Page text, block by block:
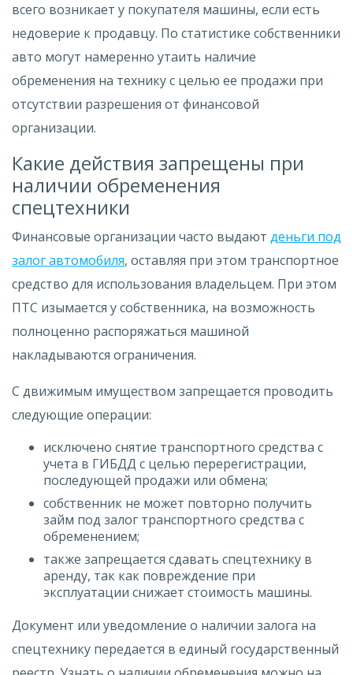
всего возникает у покупателя машины, если есть
недоверие к продавцу. По статистике собственники
авто могут намеренно утаить наличие
обременения на технику с целью ее продажи при
отсутствии разрешения от финансовой
организации.
Какие действия запрещены при
наличии обременения
спецтехники
Финансовые организации часто выдают деньги под
залог автомобиля, оставляя при этом транспортное
средство для использования владельцем. При этом
ПТС изымается у собственника, на возможность
полноценно распоряжаться машиной
накладываются ограничения.
С движимым имуществом запрещается проводить
следующие операции:
исключено снятие транспортного средства с
учета в ГИБДД с целью перерегистрации,
последующей продажи или обмена;
собственник не может повторно получить
займ под залог транспортного средства с
обременением;
также запрещается сдавать спецтехнику в
аренду, так как повреждение при
эксплуатации снижает стоимость машины.
Документ или уведомление о наличии залога на
спецтехнику передается в единый государственный